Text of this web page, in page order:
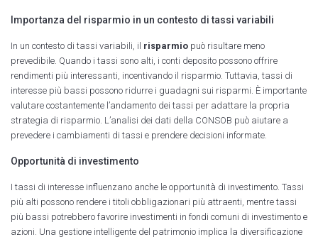
Importanza del risparmio in un contesto di tassi variabili
In un contesto di tassi variabili, il risparmio può risultare meno
prevedibile. Quando i tassi sono alti, i conti deposito possono offrire
rendimenti più interessanti, incentivando il risparmio. Tuttavia, tassi di
interesse più bassi possono ridurre i guadagni sui risparmi. È importante
valutare costantemente l’andamento dei tassi per adattare la propria
strategia di risparmio. L’analisi dei dati della CONSOB può aiutare a
prevedere i cambiamenti di tassi e prendere decisioni informate.
Opportunità di investimento
I tassi di interesse influenzano anche le opportunità di investimento. Tassi
più alti possono rendere i titoli obbligazionari più attraenti, mentre tassi
più bassi potrebbero favorire investimenti in fondi comuni di investimento e
azioni. Una gestione intelligente del patrimonio implica la diversificazione